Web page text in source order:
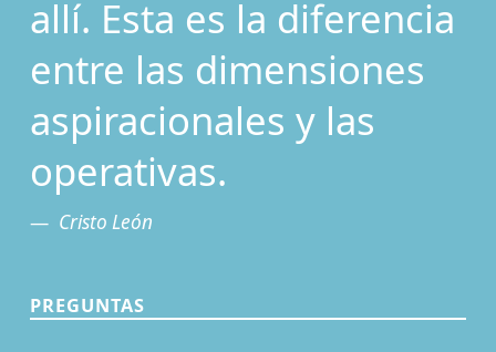
allí. Esta es la diferencia
entre las dimensiones
aspiracionales y las
operativas.
Cristo León
PREGUNTAS